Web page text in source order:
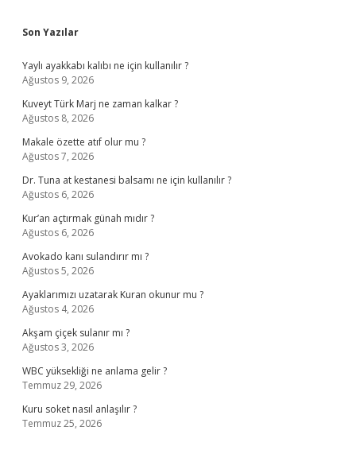
Sidebar
Son Yazılar
Yaylı ayakkabı kalıbı ne için kullanılır ?
Ağustos 9, 2026
Kuveyt Türk Marj ne zaman kalkar ?
Ağustos 8, 2026
Makale özette atıf olur mu ?
Ağustos 7, 2026
Dr. Tuna at kestanesi balsamı ne için kullanılır ?
Ağustos 6, 2026
Kur’an açtırmak günah mıdır ?
Ağustos 6, 2026
Avokado kanı sulandırır mı ?
Ağustos 5, 2026
Ayaklarımızı uzatarak Kuran okunur mu ?
Ağustos 4, 2026
Akşam çiçek sulanır mı ?
Ağustos 3, 2026
WBC yüksekliği ne anlama gelir ?
Temmuz 29, 2026
Kuru soket nasıl anlaşılır ?
Temmuz 25, 2026